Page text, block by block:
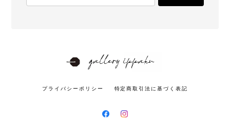
プライバシーポリシー 特定商取引法に基づく表記